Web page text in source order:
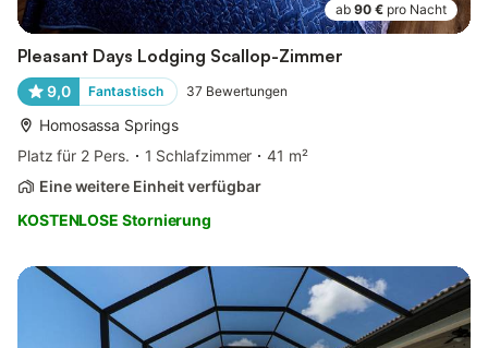
ab 90 € pro Nacht
Pleasant Days Lodging Scallop-Zimmer
9,0 Fantastisch 37 Bewertungen
Homosassa Springs
Platz für 2 Pers.
1 Schlafzimmer
41 m²
Eine weitere Einheit verfügbar
KOSTENLOSE Stornierung